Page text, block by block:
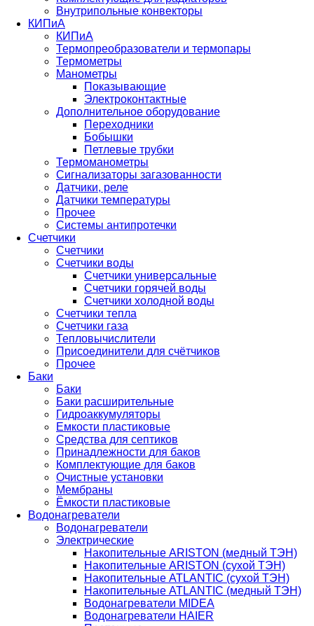
Внутрипольные конвекторы
КИПиА
КИПиА
Термопреобразователи и термопары
Термометры
Манометры
Показывающие
Электроконтактные
Дополнительное оборудование
Переходники
Бобышки
Петлевые трубки
Термоманометры
Сигнализаторы загазованности
Датчики, реле
Датчики температуры
Прочее
Системы антипротечки
Счетчики
Счетчики
Счетчики воды
Счетчики универсальные
Счетчики горячей воды
Счетчики холодной воды
Счетчики тепла
Счетчики газа
Тепловычислители
Присоединители для счётчиков
Прочее
Баки
Баки
Баки расширительные
Гидроаккумуляторы
Емкости пластиковые
Средства для септиков
Принадлежности для баков
Комплектующие для баков
Очистные установки
Мембраны
Ёмкости пластиковые
Водонагреватели
Водонагреватели
Электрические
Накопительные ARISTON (медный ТЭН)
Накопительные ARISTON (сухой ТЭН)
Накопительные ATLANTIC (сухой ТЭН)
Накопительные ATLANTIC (медный ТЭН)
Водонагреватели MIDEA
Водонагреватели HAIER